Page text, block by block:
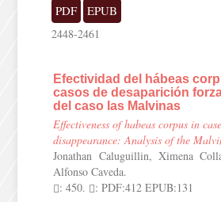
PDF EPUB
2448-2461
Efectividad del hábeas
casos de desaparición
del caso las Malvinas
Effectiveness of habeas corpus in
disappearance: Analysis of the
Jonathan Caluguillin, Ximena
Alfonso Caveda.
: 450.
: PDF:412 EPUB:131